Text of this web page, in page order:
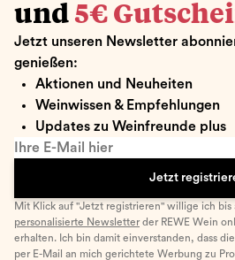
und 5€
Jetzt unseren Newsletter
genießen:
Aktionen und Neuheiten
Weinwissen & Empfehlungen
Updates zu Weinfreunde plus
Ihre E-Mail hier
Jetzt
Mit Klick auf "Jetzt registrieren" willige ich
personalisierte Newsletter der REWE Wein
erhalten. Ich bin damit einverstanden, dass
per E-Mail an mich gerichtete Werbung zu